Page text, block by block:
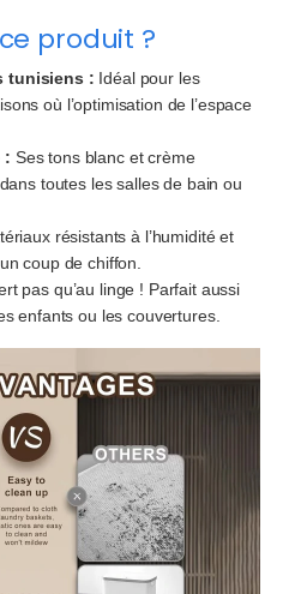
produit ?
tunisiens : Idéal pour les
où l’optimisation de l’espace
: Ses tons blanc et crème
toutes les salles de bain ou
résistants à l’humidité et
coup de chiffon.
pas qu’au linge ! Parfait aussi
enfants ou les couvertures.